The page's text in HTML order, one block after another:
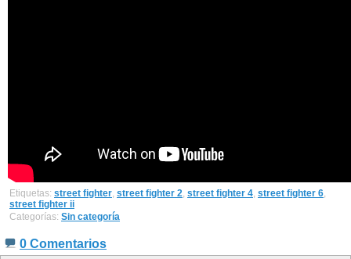
Etiquetas: street fighter, street fighter 2, street fighter 4, street fighter 6,
street fighter ii
Categorías: Sin categoría
0 Comentarios